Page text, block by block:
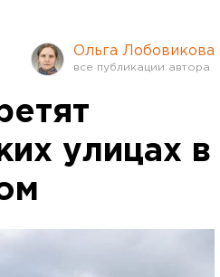
Ольга Лобовикова
улицах в